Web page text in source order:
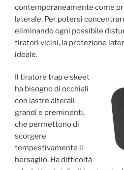
contemporaneamente come
laterale. Per potersi
eliminando ogni possibile
tiratori vicini, la protezione
ideale.
Il tiratore trap e skeet
ha bisogno di occhiali
con lastre alterali
grandi e preminenti,
che permettono di
scorgere
tempestivamente il
bersaglio. Ha difficoltà